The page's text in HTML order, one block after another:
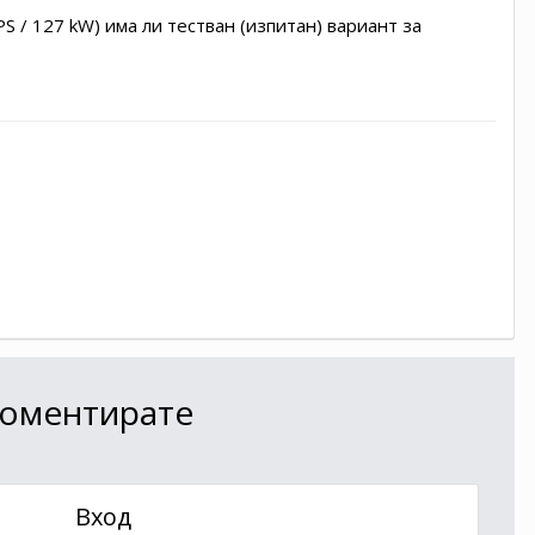
/ 127 kW) има ли тестван (изпитан) вариант за
Вход